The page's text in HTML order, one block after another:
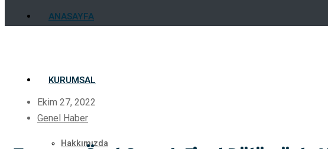
ANASAYFA
KURUMSAL
Hakkımızda
Ekim 27, 2022
Genel Haber